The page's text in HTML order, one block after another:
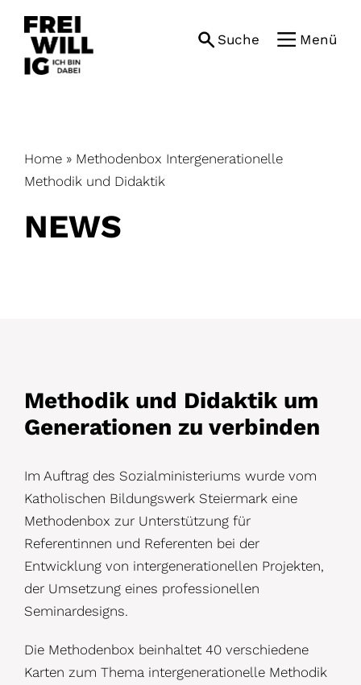
content
Suche Menü
Home » Methodenbox Intergenerationelle
Methodik und Didaktik
NEWS
Methodik und Didaktik um
Generationen zu verbinden
Im Auftrag des Sozialministeriums wurde vom
Katholischen Bildungswerk Steiermark eine
Methodenbox zur Unterstützung für
Referentinnen und Referenten bei der
Entwicklung von intergenerationellen Projekten,
der Umsetzung eines professionellen
Seminardesigns.
Die Methodenbox beinhaltet 40 verschiedene
Karten zum Thema intergenerationelle Methodik